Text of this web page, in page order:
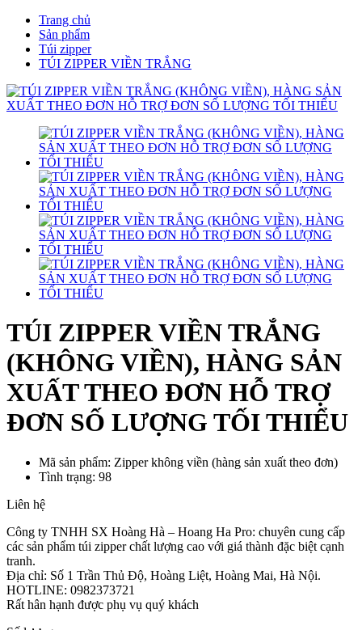
Trang chủ
Sản phẩm
Túi zipper
TÚI ZIPPER VIỀN TRẮNG
TÚI ZIPPER VIỀN TRẮNG
(KHÔNG VIỀN), HÀNG SẢN
XUẤT THEO ĐƠN HỖ TRỢ
ĐƠN SỐ LƯỢNG TỐI THIỂU
Mã sản phẩm: Zipper không viền (hàng sản xuất theo đơn)
Tình trạng: 98
Liên hệ
Công ty TNHH SX Hoàng Hà – Hoang Ha Pro: chuyên cung cấp
các sản phẩm túi zipper chất lượng cao với giá thành đặc biệt cạnh
tranh.
Địa chỉ: Số 1 Trần Thủ Độ, Hoàng Liệt, Hoàng Mai, Hà Nội.
HOTLINE: 0982373721
Rất hân hạnh được phụ vụ quý khách